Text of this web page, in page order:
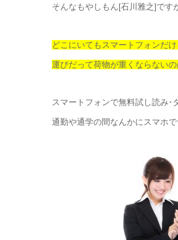
そんなもやしもん[石川雅之]です
どこにいてもスマートフォンだ
運びだって荷物が重くならないの
スマートフォンで無料試し読み･
通勤や通学の間なんかにスマホ